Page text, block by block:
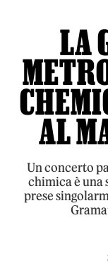
LA
AL
Un concerto
chimica è una
prese